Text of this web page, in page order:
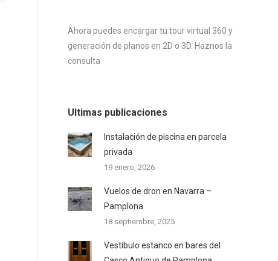
Ahora puedes encargar tu tour virtual 360 y
generación de planos en 2D o 3D. Haznos la
consulta
Ultimas publicaciones
Instalación de piscina en parcela
privada
19 enero, 2026
Vuelos de dron en Navarra –
Pamplona
18 septiembre, 2025
Vestíbulo estanco en bares del